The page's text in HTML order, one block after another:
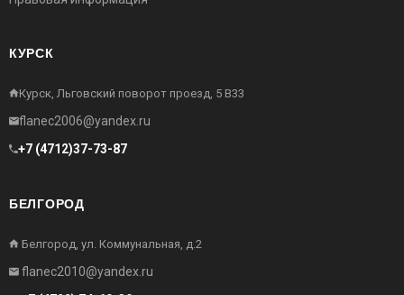
КУРСК
Курск, Льговский поворот проезд, 5 В33
flanec2006@yandex.ru
+7 (4712)37-73-87
БЕЛГОРОД
Белгород, ул. Коммунальная, д.2
flanec2010@yandex.ru